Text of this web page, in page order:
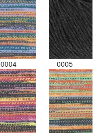
0004 0005